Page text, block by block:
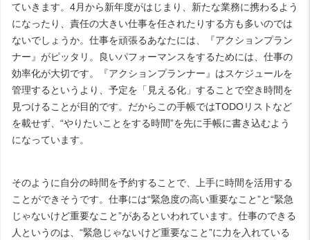
ていきます。 4月から新年度がはじまり、新たな業務に携わるよう
になったり、責任の大きい仕事を任されたりする方も多いのでは
ないでしょうか。仕事を頑張るあなたには、『アクションプラン
ナー 』がピッタリ。良いパフォーマンスをするためには、仕事の
効率化が大切です。『アクションプランナー』はスケジュールを
管理するというより、予定を「見える化」することで空き時間を
見つけることが目的です。だからこの手帳ではTODOリストなど
を載せず、“やりたいことをする時間”を先に手帳に書き込むよう
になっています。
そのように自分の時間を予約することで、上手に時間を活用する
ことができそうです。仕事には“緊急度の高い重要なこと”と“緊急
じゃないけど重要なこと”があるといわれています。仕事のできる
人というのは、“緊急じゃないけど重要なこと”に力を入れている